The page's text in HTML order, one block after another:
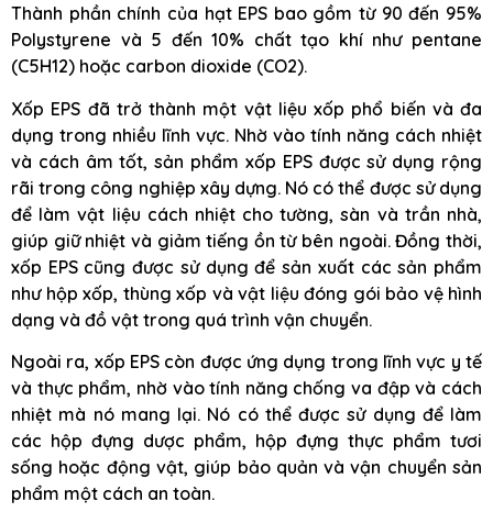
Thành phần chính của hạt EPS bao gồm từ 90 đến 95%
Polystyrene và 5 đến 10% chất tạo khí như pentane
(C5H12) hoặc carbon dioxide (CO2).
Xốp EPS đã trở thành một vật liệu xốp phổ biến và đa
dụng trong nhiều lĩnh vực. Nhờ vào tính năng cách nhiệt
và cách âm tốt, sản phẩm xốp EPS được sử dụng rộng
rãi trong công nghiệp xây dựng. Nó có thể được sử dụng
để làm vật liệu cách nhiệt cho tường, sàn và trần nhà,
giúp giữ nhiệt và giảm tiếng ồn từ bên ngoài. Đồng thời,
xốp EPS cũng được sử dụng để sản xuất các sản phẩm
như hộp xốp, thùng xốp và vật liệu đóng gói bảo vệ hình
dạng và đồ vật trong quá trình vận chuyển.
Ngoài ra, xốp EPS còn được ứng dụng trong lĩnh vực y tế
và thực phẩm, nhờ vào tính năng chống va đập và cách
nhiệt mà nó mang lại. Nó có thể được sử dụng để làm
các hộp đựng dược phẩm, hộp đựng thực phẩm tươi
sống hoặc động vật, giúp bảo quản và vận chuyển sản
phẩm một cách an toàn.